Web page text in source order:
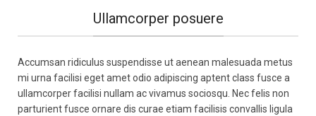
Ullamcorper posuere
Accumsan ridiculus suspendisse ut aenean malesuada metus
mi urna facilisi eget amet odio adipiscing aptent class fusce a
ullamcorper facilisi nullam ac vivamus sociosqu. Nec felis non
parturient fusce ornare dis curae etiam facilisis convallis ligula